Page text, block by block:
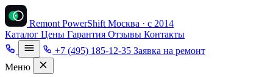
Remont PowerShift Москва · с 2014
Каталог Цены Гарантия Отзывы Контакты
+7 (495) 185-12-35 Заявка на ремонт
Меню